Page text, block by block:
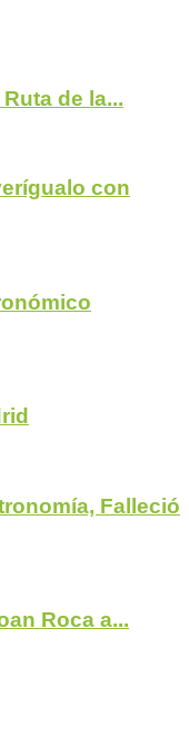
de la...
con
Falleció
Roca a...